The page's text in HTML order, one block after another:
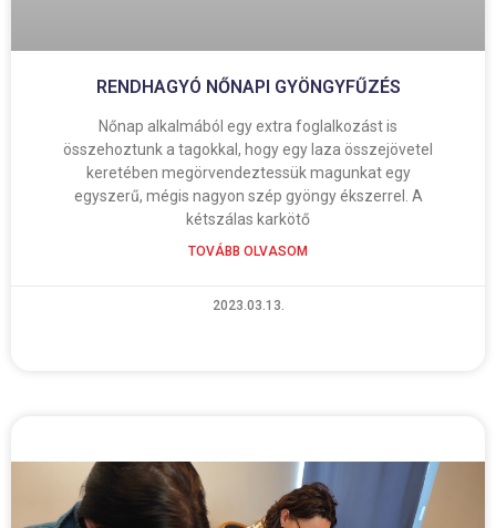
RENDHAGYÓ NŐNAPI GYÖNGYFŰZÉS
Nőnap alkalmából egy extra foglalkozást is
összehoztunk a tagokkal, hogy egy laza összejövetel
keretében megörvendeztessük magunkat egy
egyszerű, mégis nagyon szép gyöngy ékszerrel. A
kétszálas karkötő
TOVÁBB OLVASOM
2023.03.13.